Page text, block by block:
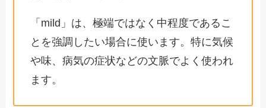
「mild」は、極端ではなく中程度であるこ
とを強調したい場合に使います。特に気候
や味、病気の症状などの文脈でよく使われ
ます。